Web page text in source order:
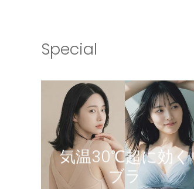
Special
気温30℃超に効く
ブラ